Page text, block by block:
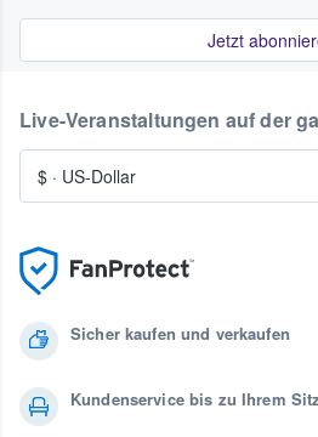
Jetzt
Sicher kaufen und verkaufen
Kundenservice bis zu Ihrem
Live-Veranstaltungen auf der
$ · US-Dollar